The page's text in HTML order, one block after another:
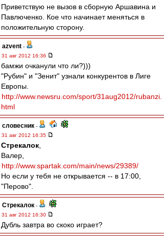
Приветствую не вызов в сборную Аршавина и
Павлюченко. Кое что начинает меняться в
положительную сторону.
azvent -
31 авг 2012 16:36
бамжи очканули что ли?)))
"Рубин" и "Зенит" узнали конкурентов в Лиге
Европы.
http://www.newsru.com/sport/31aug2012/rubanzi.
html
словесник -
31 авг 2012 16:35
Стрекалок
Валер,
http://www.spartak.com/main/news/29389/
Но если у тебя не открывается -- в 17:00,
"Перово".
Стрекалок -
31 авг 2012 16:30
Дубль завтра во скоко играет?